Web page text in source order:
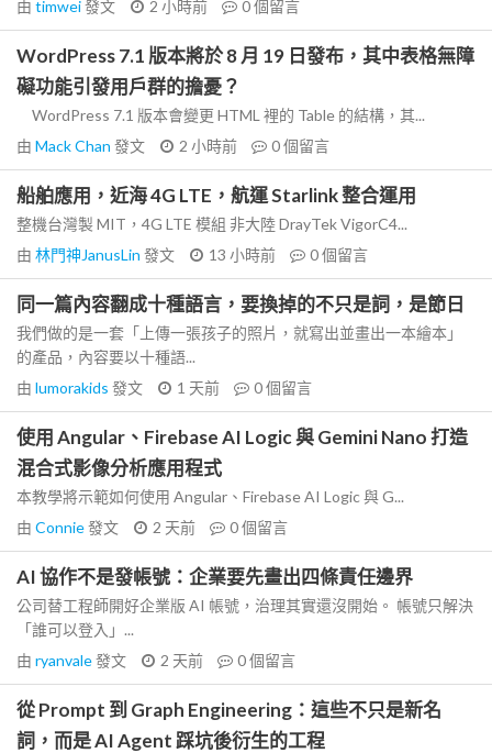
由 timwei發文 2 小時前 0個留言
WordPress 7.1 版本將於 8 月 19 日發布，其中表格無障
礙功能引發用戶群的擔憂？
WordPress 7.1 版本會變更 HTML 裡的 Table 的結構，其...
由 Mack Chan 發文 2 小時前 0個留言
船舶應用，近海 4G LTE，航運 Starlink 整合運用
整機台灣製 MIT，4G LTE 模組 非大陸 DrayTek VigorC4...
由 林門神JanusLin 發文 13 小時前 0個留言
同一篇內容翻成十種語言，要換掉的不只是詞，是節日
我們做的是一套「上傳一張孩子的照片，就寫出並畫出一本繪本」
的產品，內容要以十種語...
由 lumorakids 發文 1 天前 0個留言
使用 Angular、Firebase AI Logic 與 Gemini Nano 打造
混合式影像分析應用程式
本教學將示範如何使用 Angular、Firebase AI Logic 與 G...
由 Connie發文 2 天前 0個留言
AI 協作不是發帳號：企業要先畫出四條責任邊界
公司替工程師開好企業版 AI 帳號，治理其實還沒開始。 帳號只解決
「誰可以登入」...
由 ryanvale發文 2 天前 0個留言
從 Prompt 到 Graph Engineering：這些不只是新名
詞，而是 AI Agent 踩坑後衍生的工程